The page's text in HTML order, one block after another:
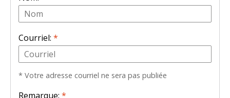
Courriel: *
* Votre adresse courriel ne sera pas publiée
Remarque: *